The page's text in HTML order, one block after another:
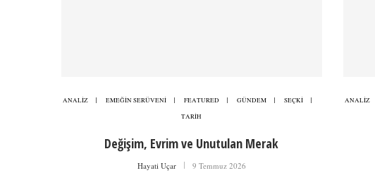
ANALİZ EMEĞİN SERÜVENİ FEATURED GÜNDEM
SEÇKİ
TARİH
Değişim, Evrim ve Unutulan Merak
Hayati Uçar 9 Temmuz 2026
ANALİZ